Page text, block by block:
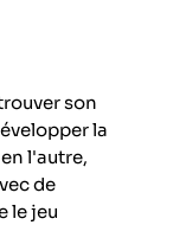
son
la
l'autre,
de
le jeu